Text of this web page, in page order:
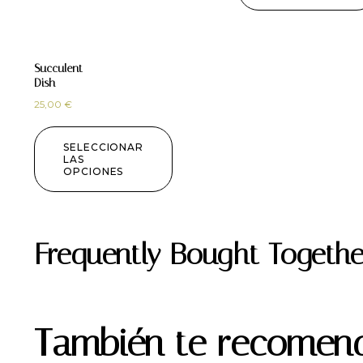
Succulent
Dish
25,00 €
SELECCIONAR
LAS
OPCIONES
Frequently Bought
También te